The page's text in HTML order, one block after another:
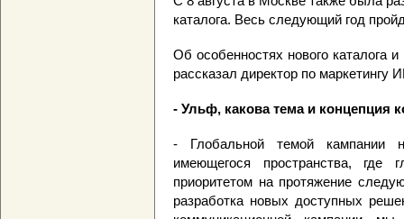
каталога. Весь следующий год
Об особенностях нового каталога
рассказал директор по
- Ульф, какова тема и концепция
- Глобальной темой кампании
имеющегося пространства, где
приоритетом на протяжение
разработка новых доступных